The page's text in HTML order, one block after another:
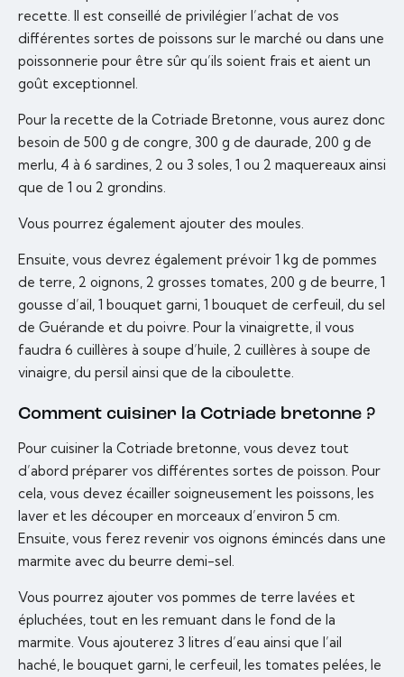
recette. Il est conseillé de privilégier l’achat de vos
différentes sortes de poissons sur le marché ou dans une
poissonnerie pour être sûr qu’ils soient frais et aient un
goût exceptionnel.
Pour la recette de la Cotriade Bretonne, vous aurez donc
besoin de 500 g de congre, 300 g de daurade, 200 g de
merlu, 4 à 6 sardines, 2 ou 3 soles, 1 ou 2 maquereaux ainsi
que de 1 ou 2 grondins.
Vous pourrez également ajouter des moules.
Ensuite, vous devrez également prévoir 1 kg de pommes
de terre, 2 oignons, 2 grosses tomates, 200 g de beurre, 1
gousse d’ail, 1 bouquet garni, 1 bouquet de cerfeuil, du sel
de Guérande et du poivre. Pour la vinaigrette, il vous
faudra 6 cuillères à soupe d’huile, 2 cuillères à soupe de
vinaigre, du persil ainsi que de la ciboulette.
Comment cuisiner la Cotriade bretonne ?
Pour cuisiner la Cotriade bretonne, vous devez tout
d’abord préparer vos différentes sortes de poisson. Pour
cela, vous devez écailler soigneusement les poissons, les
laver et les découper en morceaux d’environ 5 cm.
Ensuite, vous ferez revenir vos oignons émincés dans une
marmite avec du beurre demi-sel.
Vous pourrez ajouter vos pommes de terre lavées et
épluchées, tout en les remuant dans le fond de la
marmite. Vous ajouterez 3 litres d’eau ainsi que l’ail
haché, le bouquet garni, le cerfeuil, les tomates pelées, le